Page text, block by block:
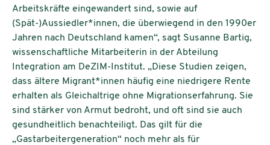
Arbeitskräfte eingewandert sind, sowie auf
(Spät-)Aussiedler*innen, die überwiegend in den 1990er
Jahren nach Deutschland kamen“, sagt Susanne Bartig,
wissenschaftliche Mitarbeiterin in der Abteilung
Integration am DeZIM-Institut. „Diese Studien zeigen,
dass ältere Migrant*innen häufig eine niedrigere Rente
erhalten als Gleichaltrige ohne Migrationserfahrung. Sie
sind stärker von Armut bedroht, und oft sind sie auch
gesundheitlich benachteiligt. Das gilt für die
„Gastarbeitergeneration“ noch mehr als für